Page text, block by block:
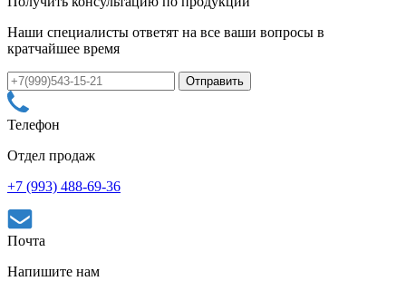
Наши специалисты ответят на все ваши вопросы в
кратчайшее время
Телефон
Отдел продаж
+7 (993) 488-69-36
Почта
Напишите нам